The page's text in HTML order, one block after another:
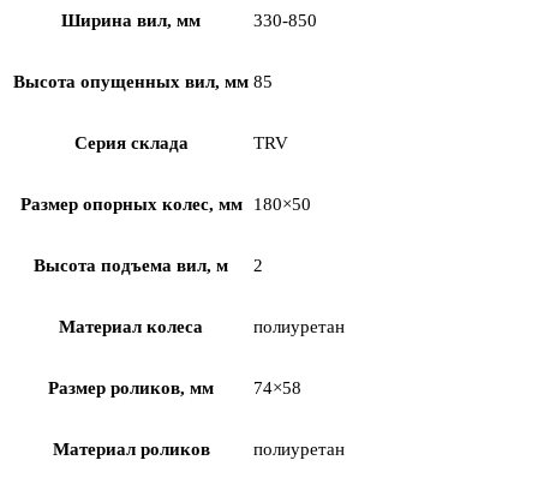
Ширина вил, мм 330-850
Высота опущенных вил, мм 85
Серия склада TRV
Размер опорных колес, мм 180×50
Высота подъема вил, м 2
Материал колеса полиуретан
Размер роликов, мм 74×58
Материал роликов полиуретан